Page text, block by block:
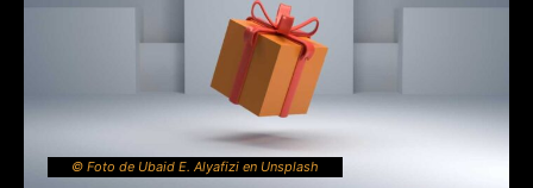
© Foto de Ubaid E. Alyafizi en Unsplash